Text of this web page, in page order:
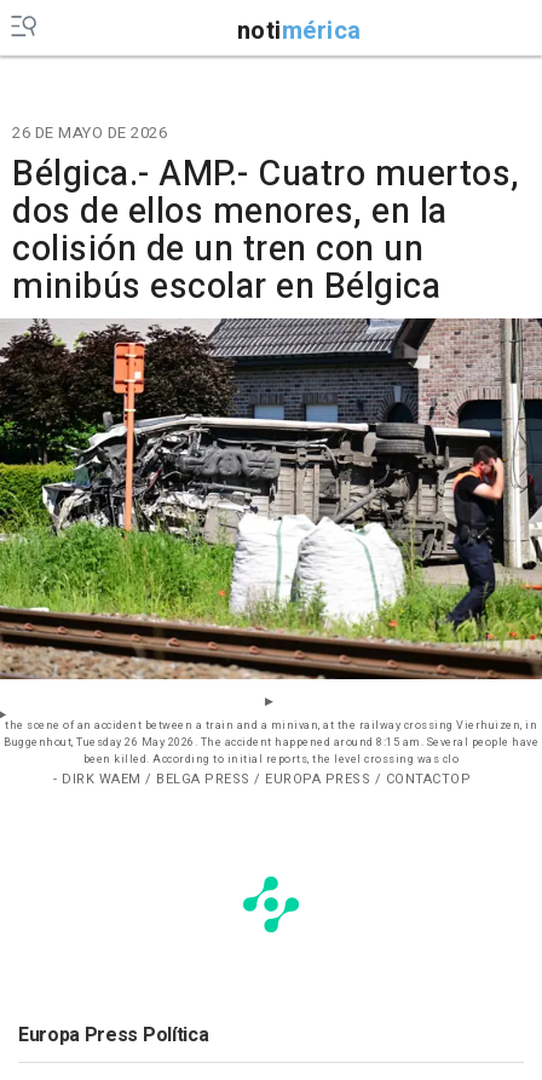
notimérica
26 DE MAYO DE 2026
Bélgica.- AMP.- Cuatro muertos,
dos de ellos menores, en la
colisión de un tren con un
minibús escolar en Bélgica
the scene of an accident between a train and a minivan, at the railway crossing Vierhuizen, in
Buggenhout, Tuesday 26 May 2026. The accident happened around 8:15 am. Several people have
been killed. According to initial reports, the level crossing was clo
- DIRK WAEM / BELGA PRESS / EUROPA PRESS / CONTACTOP
Europa Press Política